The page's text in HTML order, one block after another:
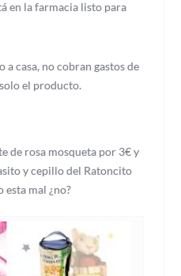
en la farmacia listo para
casa, no cobran gastos de
el producto.
de rosa mosqueta por 3€ y
y cepillo del Ratoncito
esta mal ¿no?